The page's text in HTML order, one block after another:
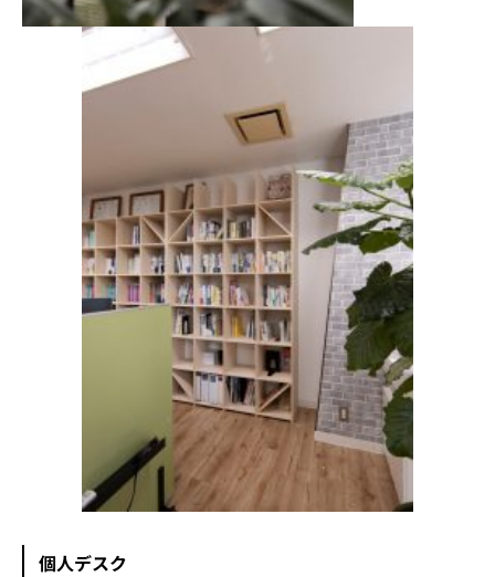
個人デスク